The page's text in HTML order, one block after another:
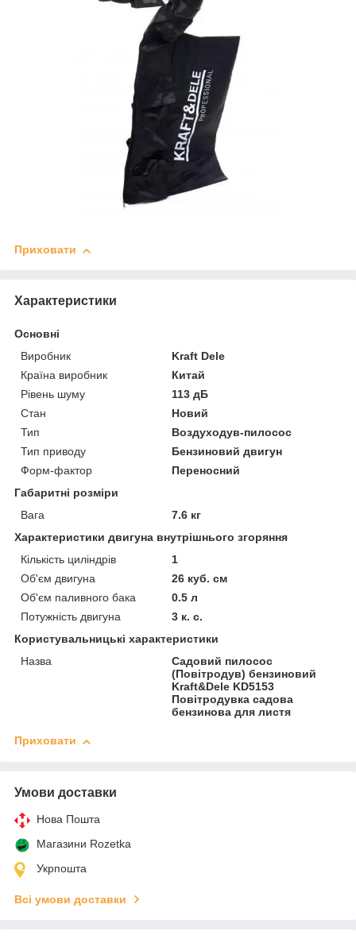
Приховати
Характеристики
Основні
Виробник
Kraft Dele
Країна виробник
Китай
Рівень шуму
113 дБ
Стан
Новий
Тип
Воздуходув-пилосос
Тип приводу
Бензиновий двигун
Форм-фактор
Переносний
Габаритні розміри
Вага
7.6 кг
Характеристики двигуна внутрішнього згоряння
Кількість циліндрів
1
Об'єм двигуна
26 куб. см
Об'єм паливного бака
0.5 л
Потужність двигуна
3 к. с.
Користувальницькі характеристики
Назва
Садовий пилосос
(Повітродув) бензиновий
Kraft&Dele KD5153
Повітродувка садова
бензинова для листя
Приховати
Умови доставки
Нова Пошта
Магазини Rozetka
Укрпошта
Всі умови доставки